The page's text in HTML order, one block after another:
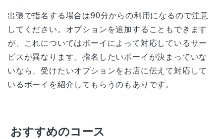
出張で指名する場合は90分からの利用になるので注意
してください。オプションを追加することもできます
が、これについてはボーイによって対応しているサー
ビスが異なります。指名したいボーイが決まっていな
いなら、受けたいオプションをお店に伝えて対応して
いるボーイを紹介してもらうのもありです。
おすすめのコース